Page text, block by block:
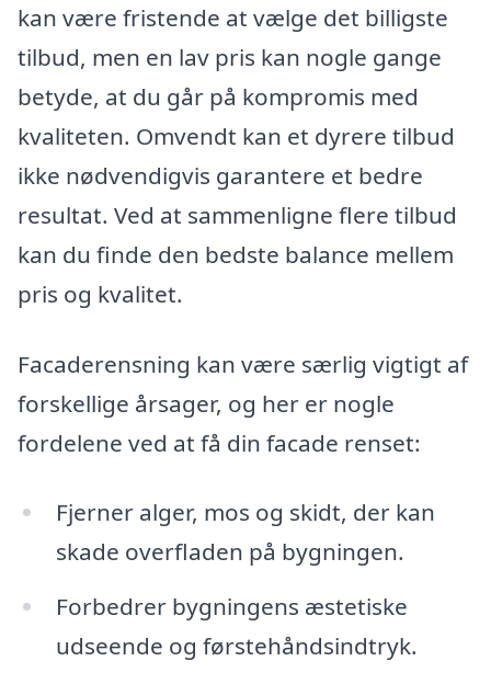
kan være fristende at vælge det billigste
tilbud, men en lav pris kan nogle gange
betyde, at du går på kompromis med
kvaliteten. Omvendt kan et dyrere tilbud
ikke nødvendigvis garantere et bedre
resultat. Ved at sammenligne flere tilbud
kan du finde den bedste balance mellem
pris og kvalitet.
Facaderensning kan være særlig vigtigt af
forskellige årsager, og her er nogle
fordelene ved at få din facade renset:
Fjerner alger, mos og skidt, der kan
skade overfladen på bygningen.
Forbedrer bygningens æstetiske
udseende og førstehåndsindtryk.